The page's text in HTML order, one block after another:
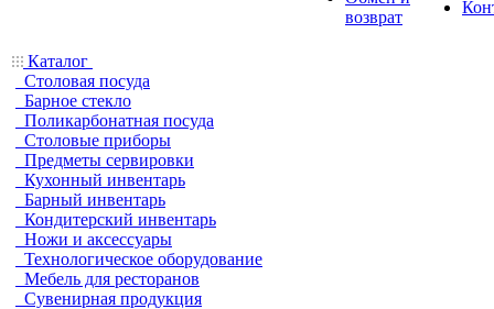
возврат
Каталог
Столовая посуда
Барное стекло
Поликарбонатная посуда
Столовые приборы
Предметы сервировки
Кухонный инвентарь
Барный инвентарь
Кондитерский инвентарь
Ножи и аксессуары
Технологическое оборудование
Мебель для ресторанов
Сувенирная продукция